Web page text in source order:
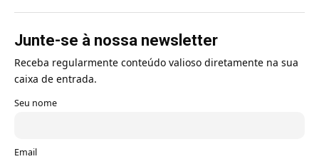
Junte-se à nossa newsletter
Receba regularmente conteúdo valioso diretamente na sua
caixa de entrada.
Seu nome
Email